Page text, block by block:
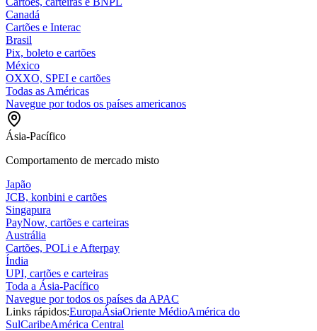
Canadá
Cartões e Interac
Brasil
Pix, boleto e cartões
México
OXXO, SPEI e cartões
Todas as Américas
Navegue por todos os países americanos
Ásia-Pacífico
Comportamento de mercado misto
Japão
JCB, konbini e cartões
Singapura
PayNow, cartões e carteiras
Austrália
Cartões, POLi e Afterpay
Índia
UPI, cartões e carteiras
Toda a Ásia-Pacífico
Navegue por todos os países da APAC
Links rápidos:EuropaÁsiaOriente MédioAmérica do
SulCaribeAmérica Central